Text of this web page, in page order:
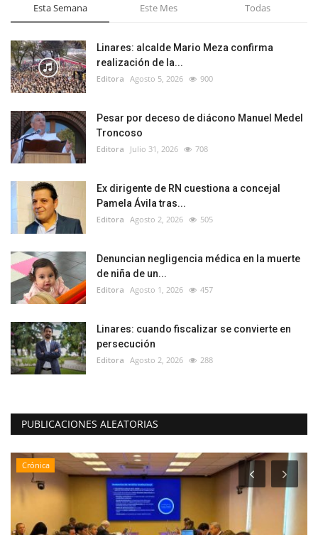
Esta Semana Este Mes Todas
Linares: alcalde Mario Meza confirma
realización de la...
Editora Agosto 5, 2026 900
Pesar por deceso de diácono Manuel Medel
Troncoso
Editora Julio 31, 2026 708
Ex dirigente de RN cuestiona a concejal
Pamela Ávila tras...
Editora Agosto 2, 2026 505
Denuncian negligencia médica en la muerte
de niña de un...
Editora Agosto 1, 2026 457
Linares: cuando fiscalizar se convierte en
persecución
Editora Agosto 2, 2026 288
PUBLICACIONES ALEATORIAS
Policial